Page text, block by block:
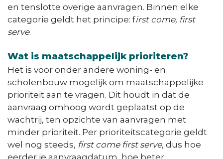
en tenslotte overige aanvragen. Binnen elke
categorie geldt het principe: first come, first
serve.
Wat is maatschappelijk prioriteren?
Het is voor onder andere woning- en
scholenbouw mogelijk om maatschappelijke
prioriteit aan te vragen. Dit houdt in dat de
aanvraag omhoog wordt geplaatst op de
wachtrij, ten opzichte van aanvragen met
minder prioriteit. Per prioriteitscategorie geldt
wel nog steeds, first come first serve, dus hoe
eerder je aanvraagdatum, hoe beter.